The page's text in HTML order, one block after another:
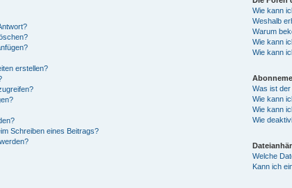
erstellen?
Schreiben eines Beitrags?
Wie kann
Weshalb
Warum
Wie kann
Wie kann
Was ist
Wie kann
Wie kann
Wie
Welche
Kann ich